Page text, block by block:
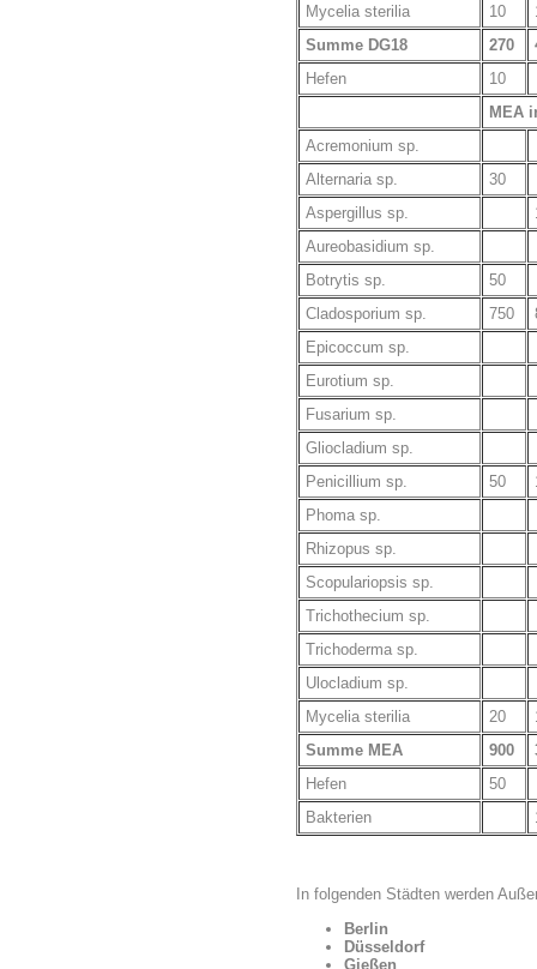
Mycelia sterilia
10
Summe DG18
270
Hefen
10
MEA
Acremonium sp.
Alternaria sp.
30
Aspergillus sp.
Aureobasidium sp.
Botrytis sp.
50
Cladosporium sp.
750
Epicoccum sp.
Eurotium sp.
Fusarium sp.
Gliocladium sp.
Penicillium sp.
50
Phoma sp.
Rhizopus sp.
Scopulariopsis sp.
Trichothecium sp.
Trichoderma sp.
Ulocladium sp.
Mycelia sterilia
20
Summe MEA
900
Hefen
50
Bakterien
In folgenden Städten werden
Berlin
Düsseldorf
Gießen